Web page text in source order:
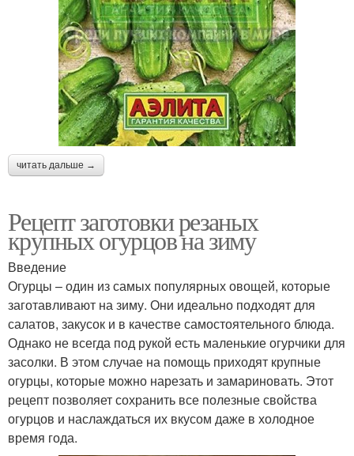
читать дальше →
Рецепт заготовки резаных
крупных огурцов на зиму
Введение
Огурцы – один из самых популярных овощей, которые
заготавливают на зиму. Они идеально подходят для
салатов, закусок и в качестве самостоятельного блюда.
Однако не всегда под рукой есть маленькие огурчики для
засолки. В этом случае на помощь приходят крупные
огурцы, которые можно нарезать и замариновать. Этот
рецепт позволяет сохранить все полезные свойства
огурцов и наслаждаться их вкусом даже в холодное
время года.